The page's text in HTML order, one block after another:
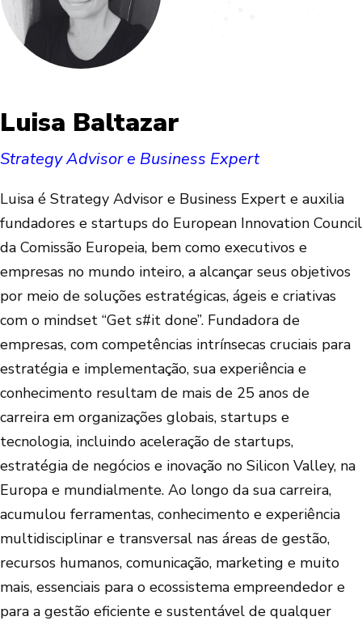
Luisa Baltazar
Strategy Advisor e Business Expert
Luisa é Strategy Advisor e Business Expert e auxilia
fundadores e startups do European Innovation Council
da Comissão Europeia, bem como executivos e
empresas no mundo inteiro, a alcançar seus objetivos
por meio de soluções estratégicas, ágeis e criativas
com o mindset “Get s#it done”. Fundadora de
empresas, com competências intrínsecas cruciais para
estratégia e implementação, sua experiência e
conhecimento resultam de mais de 25 anos de
carreira em organizações globais, startups e
tecnologia, incluindo aceleração de startups,
estratégia de negócios e inovação no Silicon Valley, na
Europa e mundialmente. Ao longo da sua carreira,
acumulou ferramentas, conhecimento e experiência
multidisciplinar e transversal nas áreas de gestão,
recursos humanos, comunicação, marketing e muito
mais, essenciais para o ecossistema empreendedor e
para a gestão eficiente e sustentável de qualquer